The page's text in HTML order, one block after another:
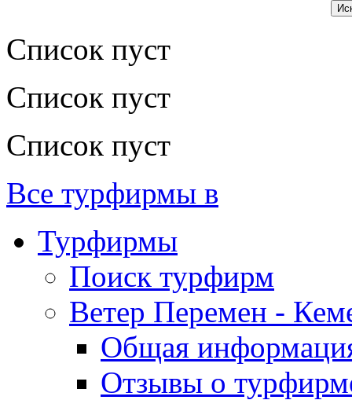
Список пуст
Список пуст
Список пуст
Все турфирмы в
Турфирмы
Поиск турфирм
Ветер Перемен -
Общая
Отзывы о